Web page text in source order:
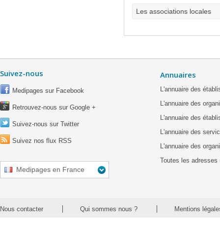
Les associations locales
Suivez-nous
Medipages sur Facebook
Retrouvez-nous sur Google +
Suivez-nous sur Twitter
Suivez nos flux RSS
Medipages en France
Annuaires
L'annuaire des
L'annuaire des
L'annuaire des
L'annuaire des
L'annuaire des
Toutes les adresses
Nous contacter Qui sommes nous ? Mentions